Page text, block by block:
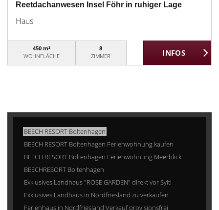
Reetdachanwesen Insel Föhr in ruhiger Lage
Haus
450 m²
WOHNFLÄCHE
8
ZIMMER
BEECH RESORT Boltenhagen
BEECH RESORT Boltenhagen Ferienwohnung kaufen
BEECH RESORT Boltenhagen Ferienwohnung Meerblick
BEECHRESORT Boltenhagen
Exklusives Landhaus "ROSE GARDEN" direkt vor Sylt!
Exklusives Landhaus in Nordfriesland zu verkaufen
Ferienhaus in Nordfriesland Verkauf provisionsfrei